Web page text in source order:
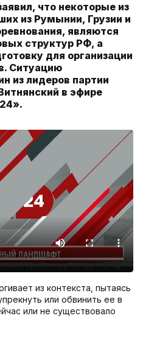
что некоторые из
из Румынии, Грузии и
являются
структур РФ, а
для организации
Ситуацию
из лидеров партии
в эфире
из контекста, пытаясь
или обвинить ее в
или не существовало